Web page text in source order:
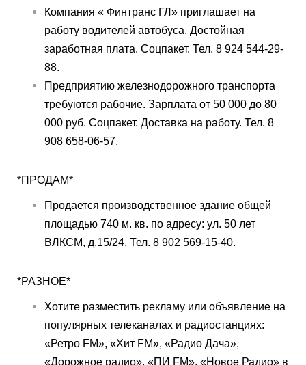
Компания « Финтранс ГЛ» приглашает на
работу водителей автобуса. Достойная
заработная плата. Соцпакет. Тел. 8 924 544-29-
88.
Предприятию железнодорожного транспорта
требуются рабочие. Зарплата от 50 000 до 80
000 руб. Соцпакет. Доставка на работу. Тел. 8
908 658-06-57.
*ПРОДАМ*
Продается производственное здание общей
площадью 740 м. кв. по адресу: ул. 50 лет
ВЛКСМ, д.15/24. Тел. 8 902 569-15-40.
*РАЗНОЕ*
Хотите разместить рекламу или объявление на
популярных телеканалах и радиостанциях:
«Ретро FM», «Хит FM», «Радио Дача»,
«Дорожное радио», «ПИ FM», «Новое Радио» в